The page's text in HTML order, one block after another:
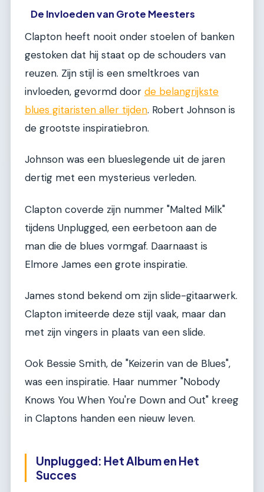
De Invloeden van Grote Meesters
Clapton heeft nooit onder stoelen of banken
gestoken dat hij staat op de schouders van
reuzen. Zijn stijl is een smeltkroes van
invloeden, gevormd door de belangrijkste
blues gitaristen aller tijden. Robert Johnson is
de grootste inspiratiebron.
Johnson was een blueslegende uit de jaren
dertig met een mysterieus verleden.
Clapton coverde zijn nummer "Malted Milk"
tijdens Unplugged, een eerbetoon aan de
man die de blues vormgaf. Daarnaast is
Elmore James een grote inspiratie.
James stond bekend om zijn slide-gitaarwerk.
Clapton imiteerde deze stijl vaak, maar dan
met zijn vingers in plaats van een slide.
Ook Bessie Smith, de "Keizerin van de Blues",
was een inspiratie. Haar nummer "Nobody
Knows You When You're Down and Out" kreeg
in Claptons handen een nieuw leven.
Unplugged: Het Album en Het
Succes